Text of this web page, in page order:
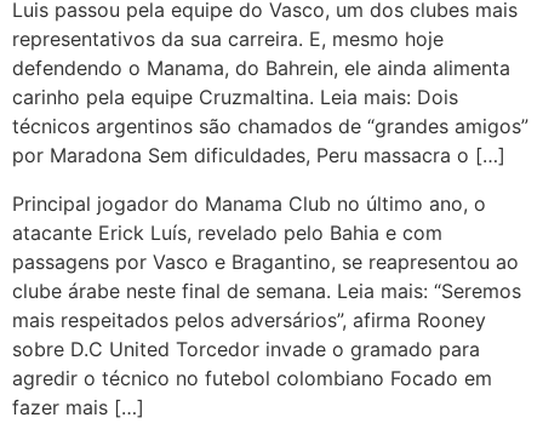
Luis passou pela equipe do Vasco, um dos clubes mais
representativos da sua carreira. E, mesmo hoje
defendendo o Manama, do Bahrein, ele ainda alimenta
carinho pela equipe Cruzmaltina. Leia mais: Dois
técnicos argentinos são chamados de “grandes amigos”
por Maradona Sem dificuldades, Peru massacra o […]
Principal jogador do Manama Club no último ano, o
atacante Erick Luís, revelado pelo Bahia e com
passagens por Vasco e Bragantino, se reapresentou ao
clube árabe neste final de semana. Leia mais: “Seremos
mais respeitados pelos adversários”, afirma Rooney
sobre D.C United Torcedor invade o gramado para
agredir o técnico no futebol colombiano Focado em
fazer mais […]